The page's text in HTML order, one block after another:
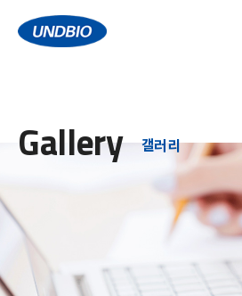
Gallery 갤러리